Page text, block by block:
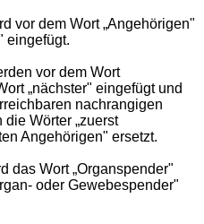
vor dem Wort „Angehörigen"
eingefügt.
vor dem Wort
„nächster" eingefügt und
nachrangigen
Wörter „zuerst
Angehörigen" ersetzt.
das Wort „Organspender"
oder Gewebespender"